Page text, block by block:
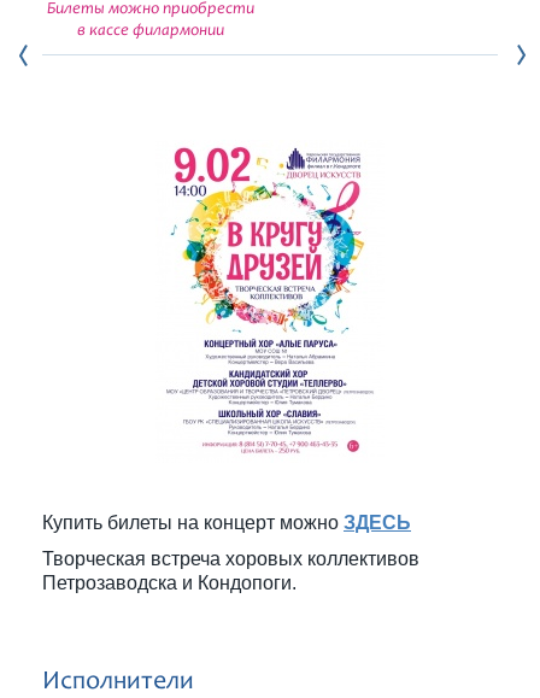
Билеты можно приобрести
в кассе филармонии
Купить билеты на концерт можно ЗДЕСЬ
Творческая встреча хоровых коллективов
Петрозаводска и Кондопоги.
Исполнители